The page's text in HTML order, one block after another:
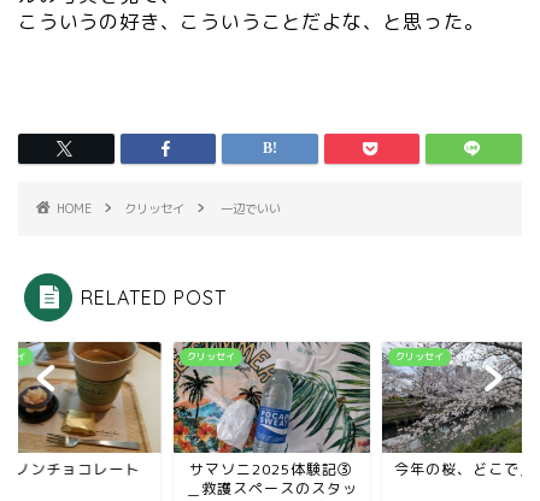
こういうの好き、こういうことだよな、と思った。
HOME クリッセイ 一辺でいい
RELATED POST
セイ
ノンチョコレート
クリッセイ
サマソニ2025体験記③
＿救護スペースのスタッ
クリッセイ
今年の桜、どこで見